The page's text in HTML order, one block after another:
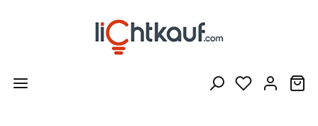
Zum Hauptinhalt springen